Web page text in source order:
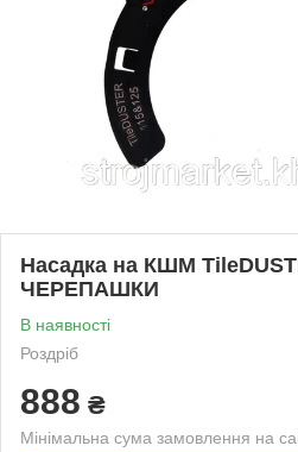
Насадка на КШМ
ЧЕРЕПАШКИ
В наявності
Роздріб
888 ₴
Мінімальна сума замовлення на